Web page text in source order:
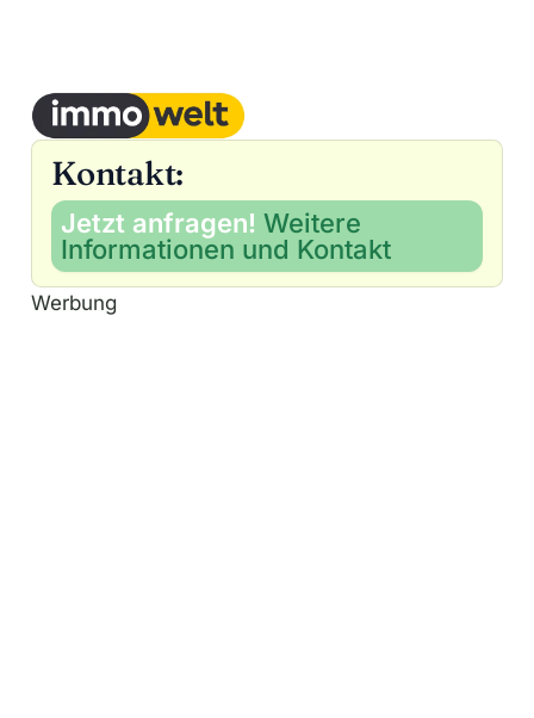
Kontakt:
Jetzt anfragen! Weitere
Informationen und Kontakt
Werbung